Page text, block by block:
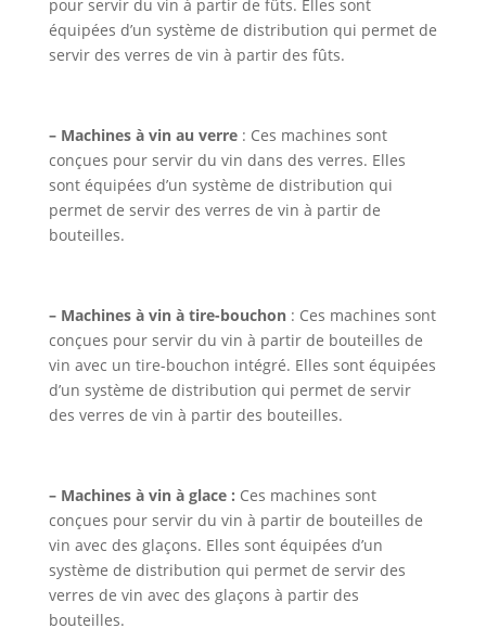
pour servir du vin à partir de fûts. Elles sont
équipées d’un système de distribution qui permet de
servir des verres de vin à partir des fûts.
– Machines à vin au verre: Ces machines sont
conçues pour servir du vin dans des verres. Elles
sont équipées d’un système de distribution qui
permet de servir des verres de vin à partir de
bouteilles.
– Machines à vin à tire-bouchon: Ces machines sont
conçues pour servir du vin à partir de bouteilles de
vin avec un tire-bouchon intégré. Elles sont équipées
d’un système de distribution qui permet de servir
des verres de vin à partir des bouteilles.
– Machines à vin à glace : Ces machines sont
conçues pour servir du vin à partir de bouteilles de
vin avec des glaçons. Elles sont équipées d’un
système de distribution qui permet de servir des
verres de vin avec des glaçons à partir des
bouteilles.